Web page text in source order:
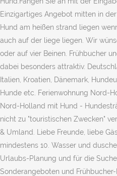
Einzigartiges Angebot mitten in
Hund am heißen strand liegen
auch auf der liege liegen. Wir
oder auf vier Beinen. Frühbucher
dabei besonders attraktiv.
Italien, Kroatien, Dänemark,
Hunde etc. Ferienwohnung Nord-
Nord-Holland mit Hund -
nicht zu "touristischen Zwecken"
& Umland. Liebe Freunde, liebe
mindestens 10. Wasser und
Urlaubs-Planung und für die
Sonderangeboten und